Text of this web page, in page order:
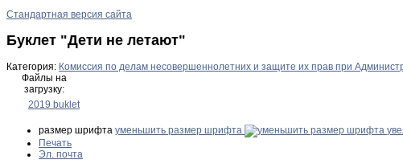
Стандартная версия сайта
Буклет "Дети не летают"
Категория: Комиссия по делам несовершеннолетних и защите их прав при
Файлы на
загрузку:
2019 buklet
размер шрифта уменьшить размер шрифта
Печать
Эл. почта